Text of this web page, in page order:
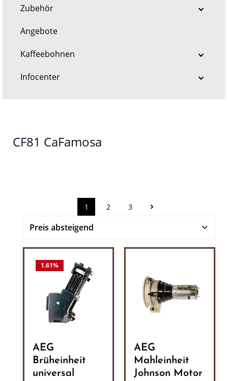
Zubehör
Angebote
Kaffeebohnen
Infocenter
CF81 CaFamosa
Seite
1 Seite
2 Seite
3
1.61%
AEG
Brüheinheit
universal
AEG
Mahleinheit
Johnson Motor